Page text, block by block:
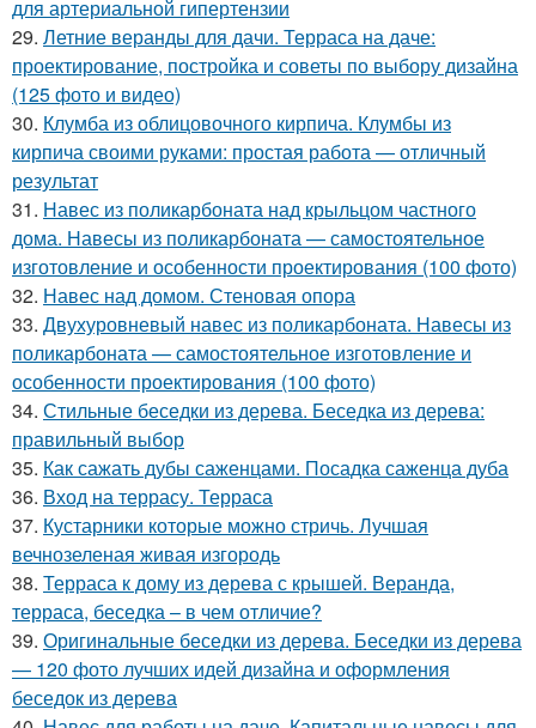
для артериальной гипертензии
29. Летние веранды для дачи. Терраса на даче:
проектирование, постройка и советы по выбору дизайна
(125 фото и видео)
30. Клумба из облицовочного кирпича. Клумбы из
кирпича своими руками: простая работа — отличный
результат
31. Навес из поликарбоната над крыльцом частного
дома. Навесы из поликарбоната — самостоятельное
изготовление и особенности проектирования (100 фото)
32. Навес над домом. Стеновая опора
33. Двухуровневый навес из поликарбоната. Навесы из
поликарбоната — самостоятельное изготовление и
особенности проектирования (100 фото)
34. Стильные беседки из дерева. Беседка из дерева:
правильный выбор
35. Как сажать дубы саженцами. Посадка саженца дуба
36. Вход на террасу. Терраса
37. Кустарники которые можно стричь. Лучшая
вечнозеленая живая изгородь
38. Терраса к дому из дерева с крышей. Веранда,
терраса, беседка – в чем отличие?
39. Оригинальные беседки из дерева. Беседки из дерева
— 120 фото лучших идей дизайна и оформления
беседок из дерева